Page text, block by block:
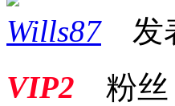
Wills87发
VIP2 粉丝